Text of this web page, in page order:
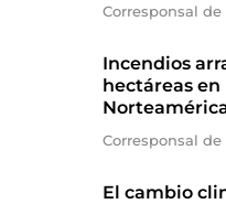
Corresponsal de
Incendios
hectáreas en
Corresponsal de
El cambio